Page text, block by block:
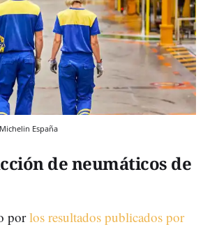
España
de neumáticos de
porlos resultados publicados por